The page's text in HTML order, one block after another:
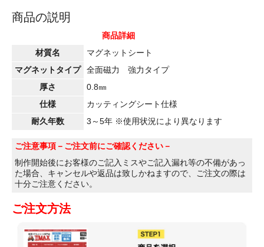
商品の説明
商品詳細
材質名
マグネットシート
マグネットタイプ
全面磁力 強力タイプ
厚さ
0.8㎜
仕様
カッティングシート仕様
耐久年数
3～5年 ※使用状況により異なります
ご注意事項 －ご注文前にご確認ください－
制作開始後にお客様のご記入ミスやご記入漏れ等の不備があっ
た場合、キャンセルや返品は致しかねますので、ご注文の際は
十分ご注意ください。
ご注文方法